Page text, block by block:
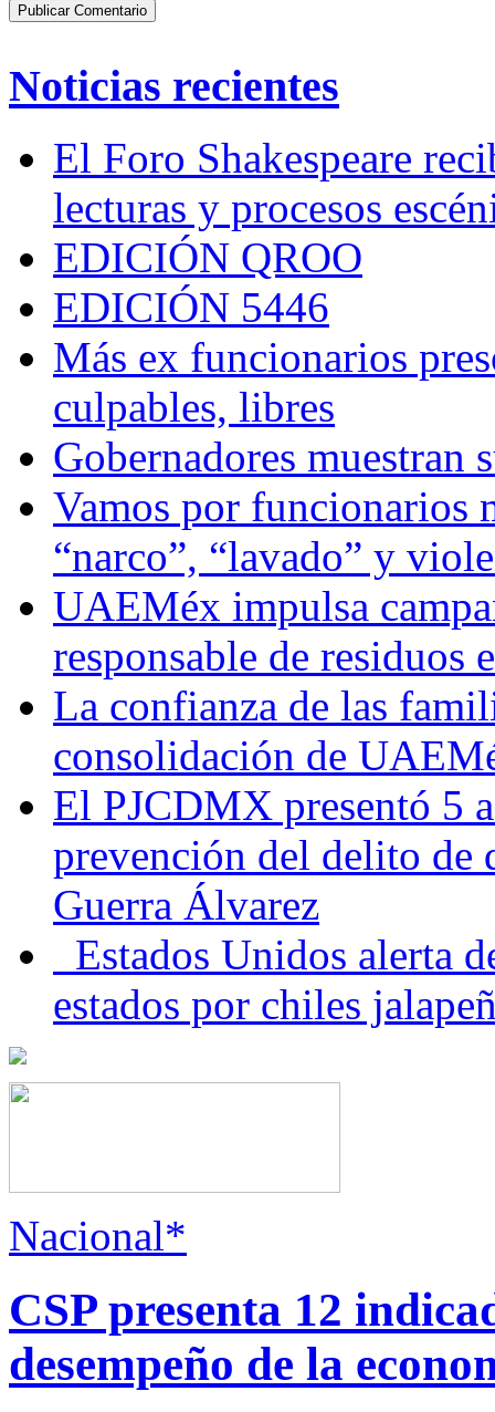
Noticias recientes
El Foro Shakespeare
lecturas y procesos
EDICIÓN QROO
EDICIÓN 5446
Más ex funcionarios
culpables, libres
Gobernadores muestran
Vamos por funcionarios
“narco”, “lavado” y
UAEMéx impulsa
responsable de residuos
La confianza de las
consolidación de
El PJCDMX presentó 5
prevención del delito de
Guerra Álvarez
Estados Unidos alerta
estados por chiles
Nacional*
CSP presenta 12
desempeño de la